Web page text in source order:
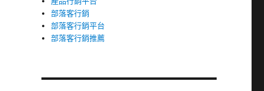
部落客行銷
部落客行銷平台
部落客行銷推薦